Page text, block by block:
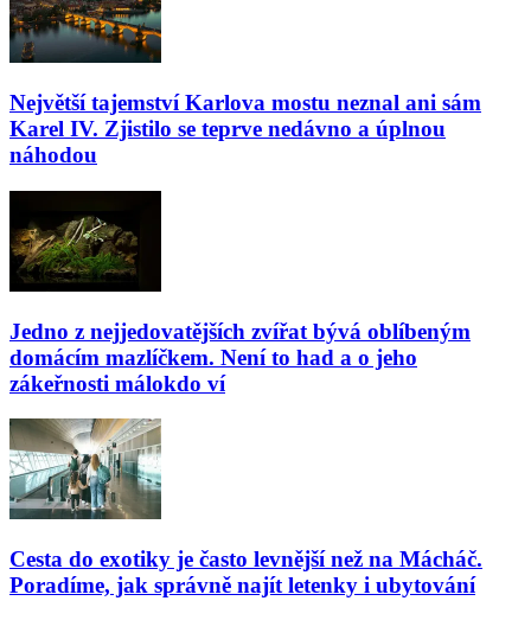
Největší tajemství Karlova mostu neznal ani sám
Karel IV. Zjistilo se teprve nedávno a úplnou
náhodou
Jedno z nejjedovatějších zvířat bývá oblíbeným
domácím mazlíčkem. Není to had a o jeho
zákeřnosti málokdo ví
Cesta do exotiky je často levnější než na Mácháč.
Poradíme, jak správně najít letenky i ubytování